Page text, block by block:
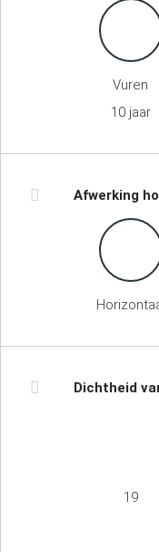
Vuren
10 jaar
Afwerking
Dichtheid
19